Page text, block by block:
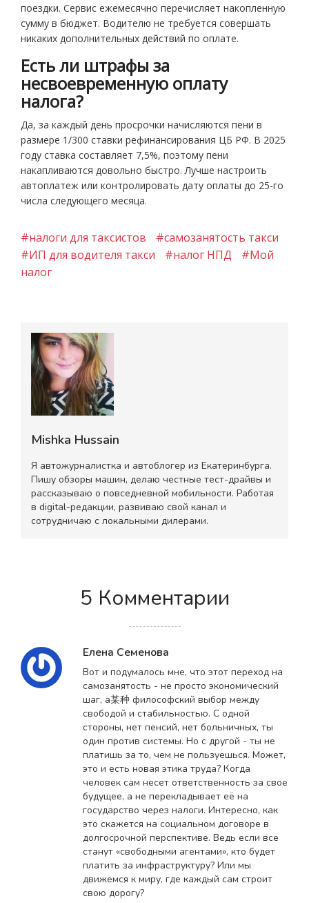
поездки. Сервис ежемесячно перечисляет накопленную
сумму в бюджет. Водителю не требуется совершать
никаких дополнительных действий по оплате.
Есть ли штрафы за
несвоевременную оплату
налога?
Да, за каждый день просрочки начисляются пени в
размере 1/300 ставки рефинансирования ЦБ РФ. В 2025
году ставка составляет 7,5%, поэтому пени
накапливаются довольно быстро. Лучше настроить
автоплатеж или контролировать дату оплаты до 25-го
числа следующего месяца.
#налоги для таксистов
#самозанятость такси
#ИП для водителя такси
#налог НПД
#Мой
налог
Mishka Hussain
Я автожурналистка и автоблогер из Екатеринбурга.
Пишу обзоры машин, делаю честные тест-драйвы и
рассказываю о повседневной мобильности. Работая
в digital-редакции, развиваю свой канал и
сотрудничаю с локальными дилерами.
5 Комментарии
Елена Семенова
Вот и подумалось мне, что этот переход на
самозанятость - не просто экономический
шаг, а某种 философский выбор между
свободой и стабильностью. С одной
стороны, нет пенсий, нет больничных, ты
один против системы. Но с другой - ты не
платишь за то, чем не пользуешься. Может,
это и есть новая этика труда? Когда
человек сам несет ответственность за свое
будущее, а не перекладывает её на
государство через налоги. Интересно, как
это скажется на социальном договоре в
долгосрочной перспективе. Ведь если все
станут «свободными агентами», кто будет
платить за инфраструктуру? Или мы
движемся к миру, где каждый сам строит
свою дорогу?